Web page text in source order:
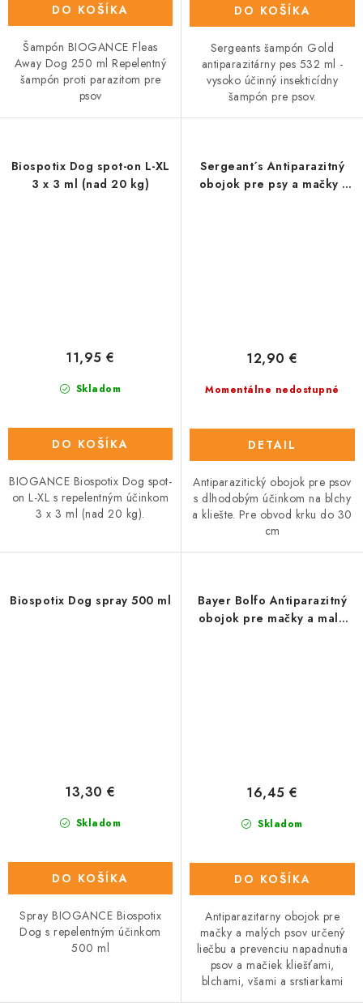
DO KOŠÍKA
Šampón BIOGANCE Fleas
Away Dog 250 ml Repelentný
šampón proti parazitom pre
psov
DO KOŠÍKA
Sergeants šampón Gold
antiparazitárny pes 532 ml -
vysoko účinný insekticídny
šampón pre psov.
Biospotix Dog spot-on L-XL
3 x 3 ml (nad 20 kg)
Skladom
11,95 €
DO KOŠÍKA
BIOGANCE Biospotix Dog spot-
on L-XL s repelentným účinkom
3 x 3 ml (nad 20 kg).
Sergeant´s Antiparazitný
obojok pre psy a mačky -
Momentálne nedostupné
12,90 €
DETAIL
Antiparazitický obojok pre psov
s dlhodobým účinkom na blchy
a kliešte. Pre obvod krku do 30
cm
Biospotix Dog spray 500 ml
Skladom
13,30 €
DO KOŠÍKA
Spray BIOGANCE Biospotix
Dog s repelentným účinkom
500 ml
Bayer Bolfo Antiparazitný
obojok pre mačky a malé
Skladom
16,45 €
DO KOŠÍKA
Antiparazitarny obojok pre
mačky a malých psov určený
liečbu a prevenciu napadnutia
psov a mačiek kliešťami,
blchami, všami a srstiarkami